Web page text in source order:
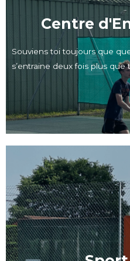
Centre
Souviens toi toujours que
s’entraine deux fois plus que